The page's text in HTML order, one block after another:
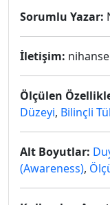
Sorumlu Yazar:
İletişim:
Ölçülen
Düzeyi, Bilinçli
Alt Boyutlar:
(Awareness),